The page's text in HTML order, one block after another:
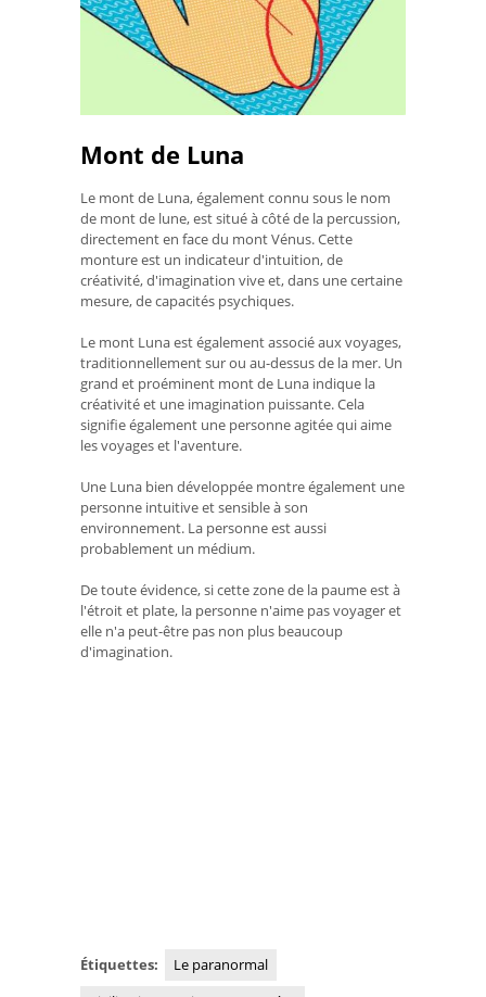
Mont de Luna
Le mont de Luna, également connu sous le nom
de mont de lune, est situé à côté de la percussion,
directement en face du mont Vénus. Cette
monture est un indicateur d'intuition, de
créativité, d'imagination vive et, dans une certaine
mesure, de capacités psychiques.
Le mont Luna est également associé aux voyages,
traditionnellement sur ou au-dessus de la mer. Un
grand et proéminent mont de Luna indique la
créativité et une imagination puissante. Cela
signifie également une personne agitée qui aime
les voyages et l'aventure.
Une Luna bien développée montre également une
personne intuitive et sensible à son
environnement. La personne est aussi
probablement un médium.
De toute évidence, si cette zone de la paume est à
l'étroit et plate, la personne n'aime pas voyager et
elle n'a peut-être pas non plus beaucoup
d'imagination.
Étiquettes:
Le paranormal